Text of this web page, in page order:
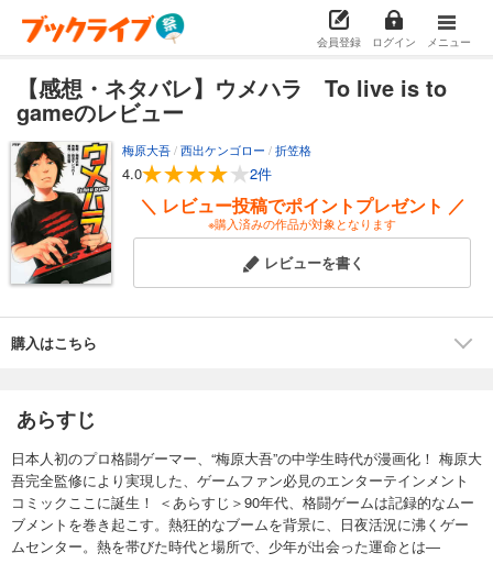
会員登録 ログイン メニュー
【感想・ネタバレ】ウメハラ To live is to
gameのレビュー
梅原大吾/西出ケンゴロー /折笠格
4.0 2件
＼ レビュー投稿でポイントプレゼント ／
※購入済みの作品が対象となります
レビューを書く
購入はこちら
あらすじ
日本人初のプロ格闘ゲーマー、“梅原大吾”の中学生時代が漫画化！ 梅原大
吾完全監修により実現した、ゲームファン必見のエンターテインメント
コミックここに誕生！ ＜あらすじ＞90年代、格闘ゲームは記録的なムー
ブメントを巻き起こす。熱狂的なブームを背景に、日夜活況に沸くゲー
ムセンター。熱を帯びた時代と場所で、少年が出会った運命とは―